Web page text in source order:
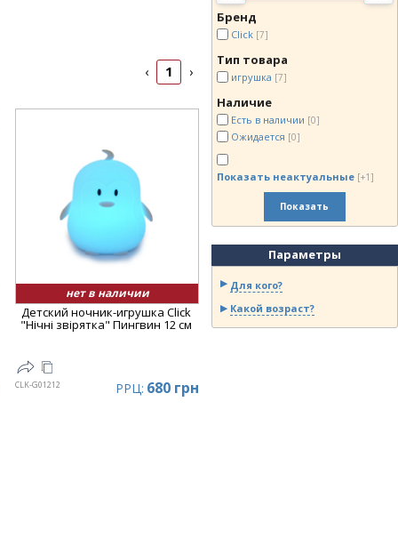
‹ 1 ›
нет в наличии
Детский ночник-игрушка Click
"Hічні звірятка" Пингвин 12 см
CLK-G01212 РРЦ: 680 грн
Бренд
Click [7]
Тип товара
игрушка [7]
Наличие
Есть в наличии [0]
Ожидается [0]
Показать неактуальные [+1]
Показать
Параметры
Для кого?
Какой возраст?